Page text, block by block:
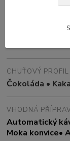
CHUŤOVÝ PROFIL
Čokoláda •
VHODNÁ
Automatický
Moka konvice•